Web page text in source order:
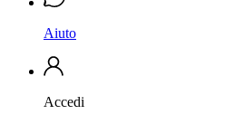
Aiuto
Accedi